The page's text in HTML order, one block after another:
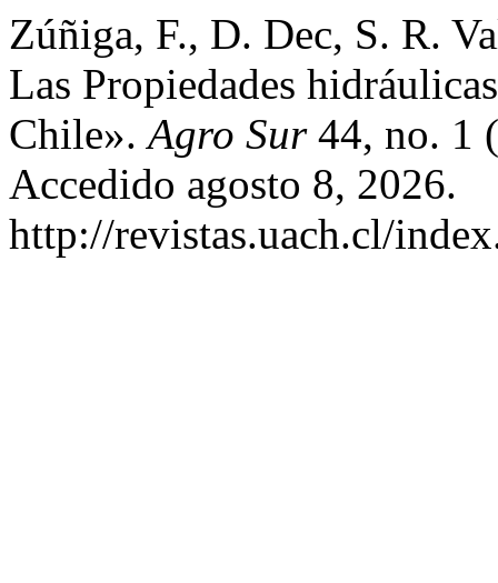
Zúñiga, F., D. Dec, S. R.
Las Propiedades
Chile».Agro Sur44, no. 1
Accedido agosto 8, 2026.
http://revistas.uach.cl/